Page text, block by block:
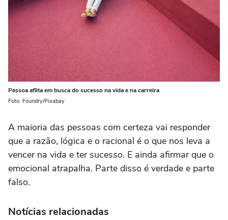
Pessoa aflita em busca do sucesso na vida e na carreira
Foto: Foundry/Pixabay
A maioria das pessoas com certeza vai responder
que a razão, lógica e o racional é o que nos leva a
vencer na vida e ter sucesso. E ainda afirmar que o
emocional atrapalha. Parte disso é verdade e parte
falso.
Notícias relacionadas